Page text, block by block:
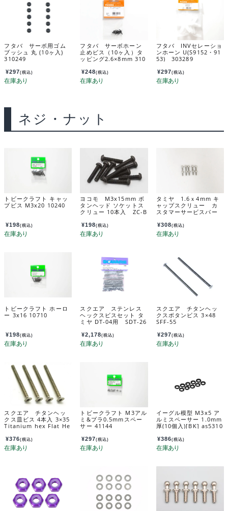
フタバ サーボ用ゴム
ブッシュ 丸 (10ヶ入)
310249
¥297(税込)
フタバ サーボホーン
止めビス（10ヶ入）タ
ッピング2.6×8mm 310
¥248(税込)
フタバ INVセレーショ
ンホーン U(S9152・91
53) 303289
¥297(税込)
ネジ・ナット
トビークラフト キャッ
プビス M3x20 10240
¥198(税込)
ヨコモ M3x15mm ボ
タンヘッド ソケットス
クリュー 10本入 ZC-B
¥198(税込)
タミヤ 1.6ｘ4mm キ
ャップスクリュー カ
スタマーサービスパー
¥308(税込)
トビークラフト ホーロ
ー 3x16 10710
¥198(税込)
スクエア ステンレス
ヘックスビスセット タ
ミヤ DT-04用 SDT-26
¥2,178(税込)
スクエア チタンヘッ
クスボタンビス 3×48
SFF-55
¥297(税込)
スクエア チタンヘッ
クス皿ビス 4本入 3×35
Titanium hex Flat He
s.) STR-335
¥376(税込)
トビークラフト M3アル
ミ&プラ0.5mmスペー
サー 41144
¥297(税込)
イーグル模型 M3x5 ア
ルミスペーサー 1.0mm
厚(10個入)[BK] as5310
¥386(税込)